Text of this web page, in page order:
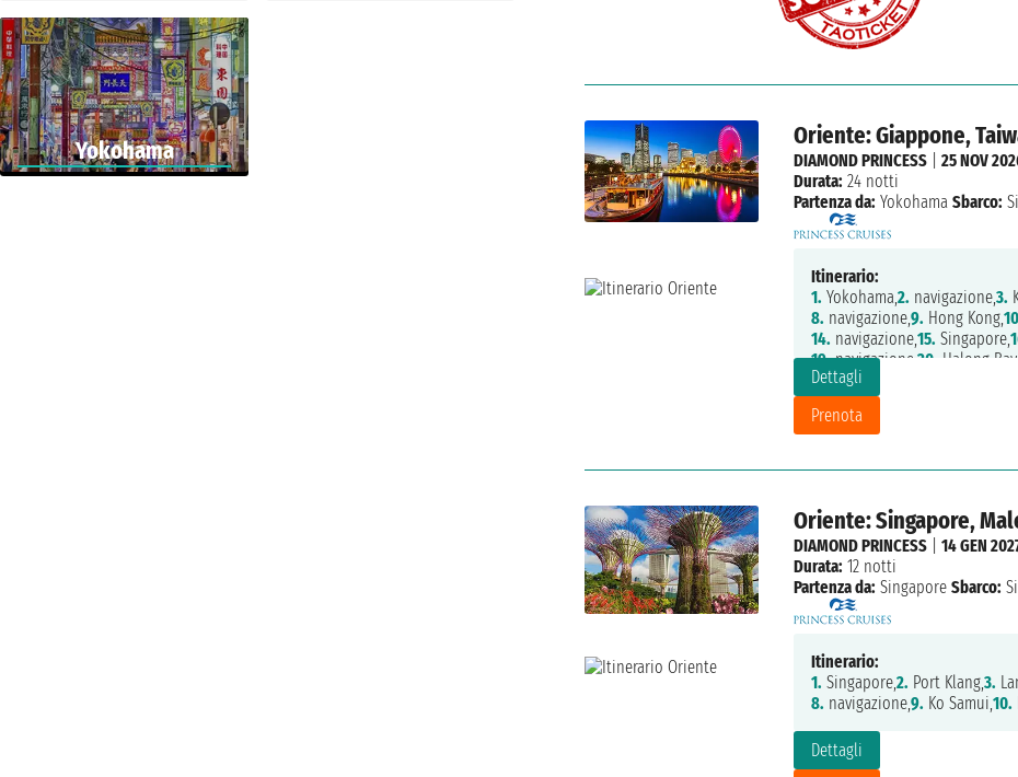
Oriente: Giappone,
Dettagli
Prenota
DIAMOND PRINCESS| 25 NOV
Durata: 24 notti
Partenza da: Yokohama Sbarco:
Itinerario:
1. Yokohama,2. navigazione,3.
8. navigazione,9. Hong Kong,
14. navigazione,15. Singapore,
19.navigazione, 20. Halong Bay,
24.navigazione,
Oriente: Singapore,
Dettagli
DIAMOND PRINCESS| 14 GEN
Durata: 12 notti
Partenza da: Singapore Sbarco:
Itinerario:
1. Singapore,2. Port Klang,3.
8. navigazione,9. Ko Samui,10.
Yokohama